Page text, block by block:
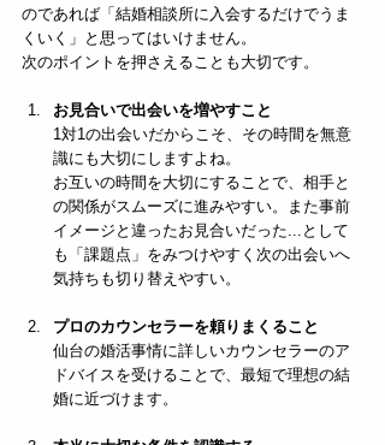
のであれば「結婚相談所に入会するだけでうま
くいく」と思ってはいけません。
次のポイントを押さえることも大切です。
お見合いで出会いを増やすこと
1対1の出会いだからこそ、その時間を無意
識にも大切にしますよね。
お互いの時間を大切にすることで、相手と
の関係がスムーズに進みやすい。また事前
イメージと違ったお見合いだった...として
も「課題点」をみつけやすく次の出会いへ
気持ちも切り替えやすい。
プロのカウンセラーを頼りまくること
仙台の婚活事情に詳しいカウンセラーのア
ドバイスを受けることで、最短で理想の結
婚に近づけます。